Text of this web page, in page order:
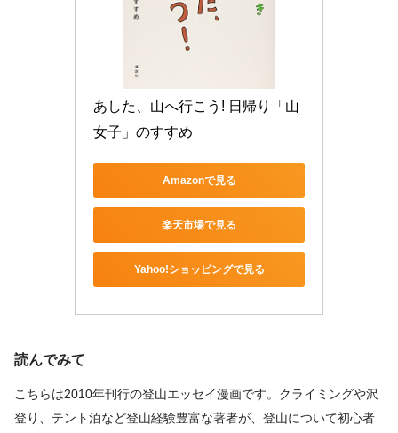
あした、山へ行こう! 日帰り「山
女子」のすすめ
Amazonで見る
楽天市場で見る
Yahoo!ショッピングで見る
読んでみて
こちらは2010年刊行の登山エッセイ漫画です。クライミングや沢
登り、テント泊など登山経験豊富な著者が、登山について初心者